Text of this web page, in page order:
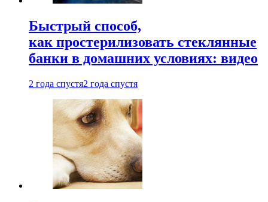
Быстрый способ,
как простерилизовать стеклянные
банки в домашних условиях: видео
2 года спустя2 года спустя